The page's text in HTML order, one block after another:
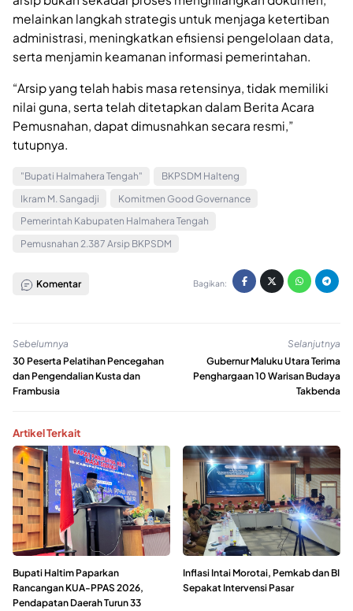
melainkan langkah strategis untuk menjaga ketertiban
administrasi, meningkatkan efisiensi pengelolaan data,
serta menjamin keamanan informasi pemerintahan.
“Arsip yang telah habis masa retensinya, tidak memiliki
nilai guna, serta telah ditetapkan dalam Berita Acara
Pemusnahan, dapat dimusnahkan secara resmi,”
tutupnya.
"Bupati Halmahera Tengah"
BKPSDM Halteng
Ikram M. Sangadji
Komitmen Good Governance
Pemerintah Kabupaten Halmahera Tengah
Pemusnahan 2.387 Arsip BKPSDM
Komentar Bagikan:
Sebelumnya
30 Peserta Pelatihan Pencegahan
dan Pengendalian Kusta dan
Frambusia
Selanjutnya
Gubernur Maluku Utara Terima
Penghargaan 10 Warisan Budaya
Takbenda
Artikel Terkait
Bupati Haltim Paparkan
Rancangan KUA-PPAS 2026,
Pendapatan Daerah Turun 33
Inflasi Intai Morotai, Pemkab dan BI
Sepakat Intervensi Pasar